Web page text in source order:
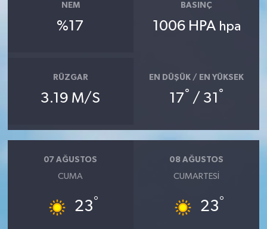
NEM
%17
BASINÇ
1006 HPA hpa
RÜZGAR
3.19 M/S
EN DÜŞÜK / EN YÜKSEK
17° / 31 °
07 AĞUSTOS
CUMA
23°
08 AĞUSTOS
CUMARTESI
23°